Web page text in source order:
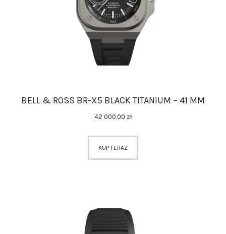
BELL & ROSS BR-X5 BLACK TITANIUM – 41 MM
42 000.00 zł
KUP TERAZ